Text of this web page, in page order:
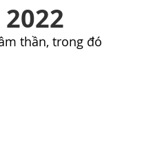
thần, trong đó